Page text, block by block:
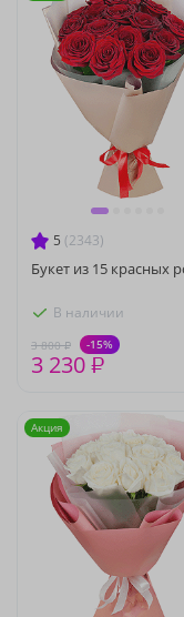
5 (2343)
Букет из 15 красных
В наличии
3 800 ₽ -15%
3 230 ₽
Акция